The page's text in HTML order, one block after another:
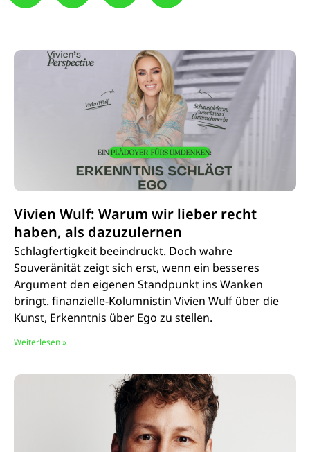
Vivien Wulf: Warum wir lieber recht
haben, als dazuzulernen
Schlagfertigkeit beeindruckt. Doch wahre
Souveränität zeigt sich erst, wenn ein besseres
Argument den eigenen Standpunkt ins Wanken
bringt. finanzielle-Kolumnistin Vivien Wulf über die
Kunst, Erkenntnis über Ego zu stellen.
Weiterlesen »